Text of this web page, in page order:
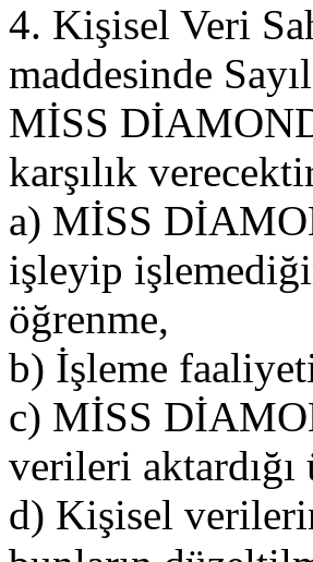
4. Kişisel Veri
maddesinde
MİSS
karşılık
a) MİSS
işleyip
öğrenme,
b) İşleme
c) MİSS
verileri
d) Kişisel